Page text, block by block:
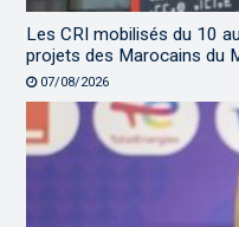
Les CRI mobilisés du 10
projets des Marocains du
07/08/2026